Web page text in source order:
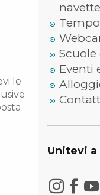
le
navette
Scuole
Eventi
Unitevi a